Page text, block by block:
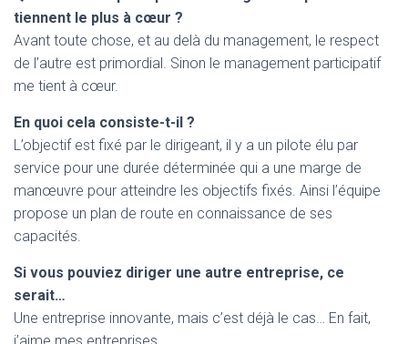
tiennent le plus à cœur ?
Avant toute chose, et au delà du management, le respect
de l’autre est primordial. Sinon le management participatif
me tient à cœur.
En quoi cela consiste-t-il ?
L’objectif est fixé par le dirigeant, il y a un pilote élu par
service pour une durée déterminée qui a une marge de
manœuvre pour atteindre les objectifs fixés. Ainsi l’équipe
propose un plan de route en connaissance de ses
capacités.
Si vous pouviez diriger une autre entreprise, ce
serait…
Une entreprise innovante, mais c’est déjà le cas… En fait,